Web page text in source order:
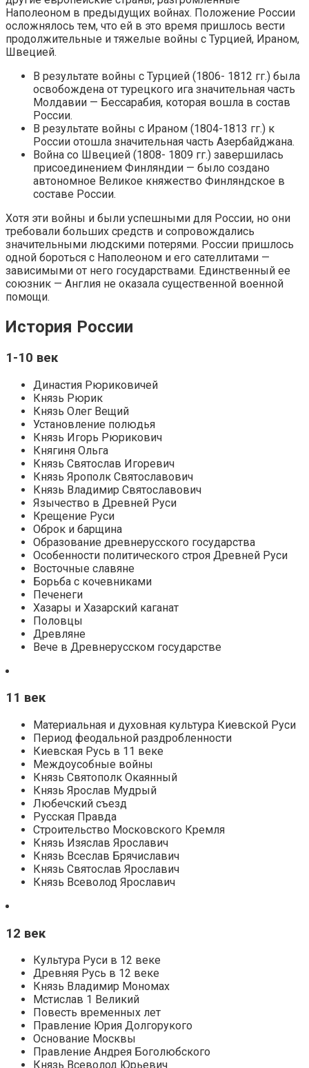
Наполеоном в предыдущих войнах. Положение России
осложнялось тем, что ей в это время пришлось вести
продолжительные и тяжелые войны с Турцией, Ираном,
Швецией.
В результате войны с Турцией (1806- 1812 гг.) была
освобождена от турецкого ига значительная часть
Молдавии — Бессарабия, которая вошла в состав
России.
В результате войны с Ираном (1804-1813 гг.) к
России отошла значительная часть Азербайджана.
Война со Швецией (1808- 1809 гг.) завершилась
присоединением Финляндии — было создано
автономное Великое княжество Финляндское в
составе России.
Хотя эти войны и были успешными для России, но они
требовали больших средств и сопровождались
значительными людскими потерями. России пришлось
одной бороться с Наполеоном и его сателлитами —
зависимыми от него государствами. Единственный ее
союзник — Англия не оказала существенной военной
помощи.
История России
1-10 век
Династия Рюриковичей
Князь Рюрик
Князь Олег Вещий
Установление полюдья
Князь Игорь Рюрикович
Княгиня Ольга
Князь Святослав Игоревич
Князь Ярополк Святославович
Князь Владимир Святославович
Язычество в Древней Руси
Крещение Руси
Оброк и барщина
Образование древнерусского государства
Особенности политического строя Древней Руси
Восточные славяне
Борьба с кочевниками
Печенеги
Хазары и Хазарский каганат
Половцы
Древляне
Вече в Древнерусском государстве
11 век
Материальная и духовная культура Киевской Руси
Период феодальной раздробленности
Киевская Русь в 11 веке
Междоусобные войны
Князь Святополк Окаянный
Князь Ярослав Мудрый
Любечский съезд
Русская Правда
Строительство Московского Кремля
Князь Изяслав Ярославич
Князь Всеслав Брячиславич
Князь Святослав Ярославич
Князь Всеволод Ярославич
12 век
Культура Руси в 12 веке
Древняя Русь в 12 веке
Князь Владимир Мономах
Мстислав 1 Великий
Повесть временных лет
Правление Юрия Долгорукого
Основание Москвы
Правление Андрея Боголюбского
Князь Всеволод Юрьевич